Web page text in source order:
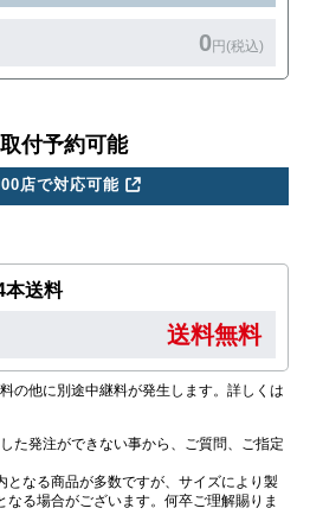
0円(税込)
付予約可能
店で対応可能
本送料
送料無料
の他に別途中継料が発生します。詳しくは
た発注ができない事から、ご質問、ご指定
となる商品が多数ですが、サイズにより製
る場合がございます。何卒ご理解賜りま